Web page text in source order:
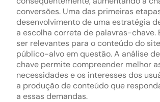
conversões. Uma das primeiras
desenvolvimento de uma estratégia
a escolha correta de palavras-chave.
ser relevantes para o conteúdo do
público-alvo em questão. A análise
chave permite compreender melhor
necessidades e os interesses dos
a produção de conteúdo que
a essas demandas.